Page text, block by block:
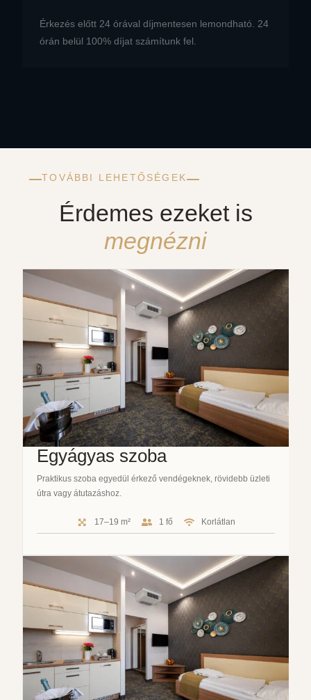
Érkezés előtt 24 órával díjmentesen lemondható. 24
órán belül 100% díjat számítunk fel.
Érdemes ezeket is
megnézni
TOVÁBBI LEHETŐSÉGEK
Egyágyas szoba
Praktikus szoba egyedül érkező vendégeknek, rövidebb üzleti
útra vagy átutazáshoz.
17–19 m² 1 fő Korlátlan